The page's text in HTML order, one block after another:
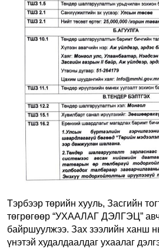
Тэрбээр төрийн хууль, Засгийн
төгрөгөөр “УХААЛАГ ДЭЛГЭЦ”
байршуулжээ. Зах зээлийн ханш
үнэтэй худалдаалдаг ухаалаг